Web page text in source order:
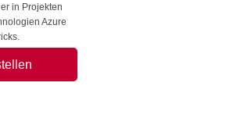
in Projekten
Azure